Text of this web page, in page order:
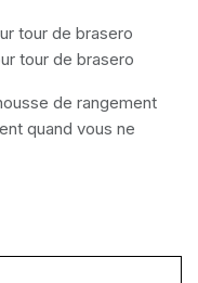
tour de brasero
tour de brasero
de rangement
quand vous ne